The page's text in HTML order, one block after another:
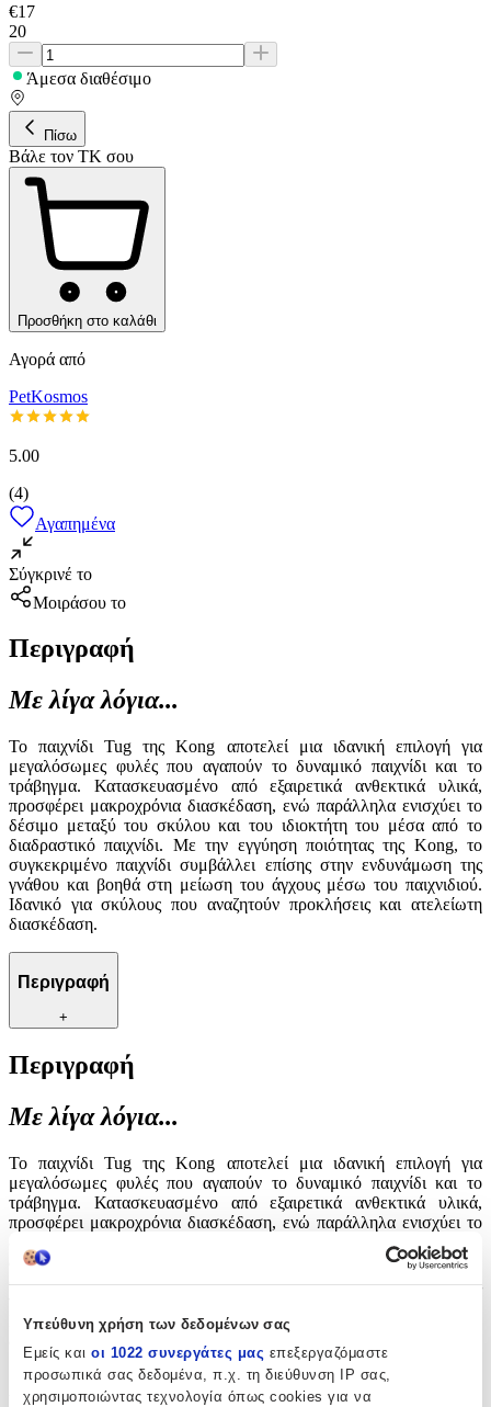
Υπεύθυνη χρήση των δεδομένων σας
Εμείς και οι 1022 συνεργάτες μας επεξεργαζόμαστε
προσωπικά σας δεδομένα, π.χ. τη διεύθυνση IP σας,
χρησιμοποιώντας τεχνολογία όπως cookies για να
€17
20
Άμεσα διαθέσιμο
Πίσω
Βάλε τον ΤΚ σου
Προσθήκη στο καλάθι
Αγορά από
PetKosmos
5.00
(4)
Αγαπημένα
Σύγκρινέ το
Μοιράσου το
Περιγραφή
Με λίγα λόγια...
Το παιχνίδι Tug της Kong αποτελεί μια ιδανική επιλογή για
μεγαλόσωμες φυλές που αγαπούν το δυναμικό παιχνίδι και το
τράβηγμα. Κατασκευασμένο από εξαιρετικά ανθεκτικά υλικά,
προσφέρει μακροχρόνια διασκέδαση, ενώ παράλληλα ενισχύει το
δέσιμο μεταξύ του σκύλου και του ιδιοκτήτη του μέσα από το
διαδραστικό παιχνίδι. Με την εγγύηση ποιότητας της Kong, το
συγκεκριμένο παιχνίδι συμβάλλει επίσης στην ενδυνάμωση της
γνάθου και βοηθά στη μείωση του άγχους μέσω του παιχνιδιού.
Ιδανικό για σκύλους που αναζητούν προκλήσεις και ατελείωτη
διασκέδαση.
Περιγραφή
+
Περιγραφή
Με λίγα λόγια...
Το παιχνίδι Tug της Kong αποτελεί μια ιδανική επιλογή για
μεγαλόσωμες φυλές που αγαπούν το δυναμικό παιχνίδι και το
τράβηγμα. Κατασκευασμένο από εξαιρετικά ανθεκτικά υλικά,
προσφέρει μακροχρόνια διασκέδαση, ενώ παράλληλα ενισχύει το
δέσιμο μεταξύ του σκύλου και του ιδιοκτήτη του μέσα από το
διαδραστικό παιχνίδι. Με την εγγύηση ποιότητας της Kong, το
συγκεκριμένο παιχνίδι συμβάλλει επίσης στην ενδυνάμωση της
Ιδανικό για σκύλους που αναζητούν προκλήσεις και ατελείωτη
Χαρακτηριστικά